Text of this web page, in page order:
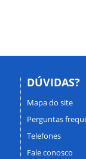
DÚVIDAS?
Mapa do site
Perguntas
Telefones
Fale conosco